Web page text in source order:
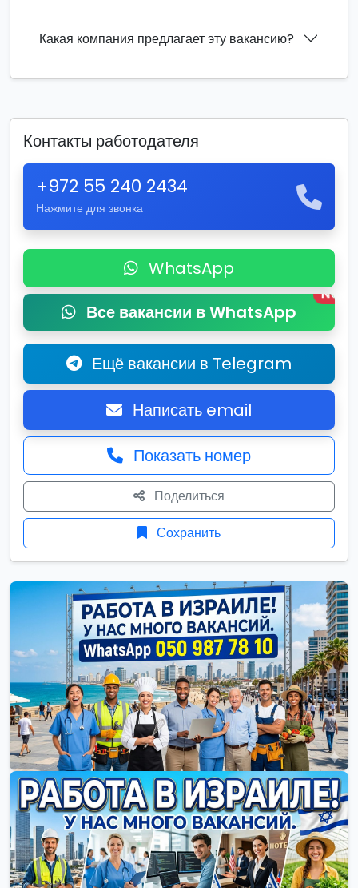
Какая компания предлагает эту вакансию?
Контакты работодателя
+972 55 240 2434
Нажмите для звонка
WhatsApp
Все вакансии в WhatsApp
New
Ещё вакансии в Telegram
Написать email
Показать номер
Поделиться
Сохранить